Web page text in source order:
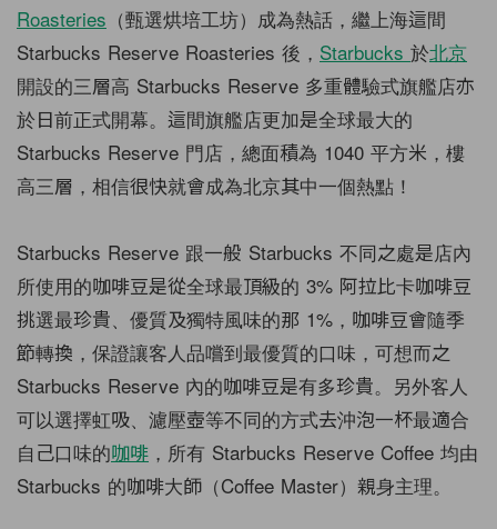
Roasteries （甄選烘培工坊）成為熱話，繼上海這間
Starbucks Reserve Roasteries 後， Starbucks 於北京
開設的三層高 Starbucks Reserve 多重體驗式旗艦店亦
於日前正式開幕。這間旗艦店更加是全球最大的
Starbucks Reserve 門店，總面積為 1040 平方米，樓
高三層，相信很快就會成為北京其中一個熱點！
Starbucks Reserve 跟一般 Starbucks 不同之處是店內
所使用的咖啡豆是從全球最頂級的 3% 阿拉比卡咖啡豆
挑選最珍貴、優質及獨特風味的那 1%，咖啡豆會隨季
節轉換，保證讓客人品嚐到最優質的口味，可想而之
Starbucks Reserve 內的咖啡豆是有多珍貴。另外客人
可以選擇虹吸、濾壓壺等不同的方式去沖泡一杯最適合
自己口味的咖啡 ，所有 Starbucks Reserve Coffee 均由
Starbucks 的咖啡大師（Coffee Master）親身主理。